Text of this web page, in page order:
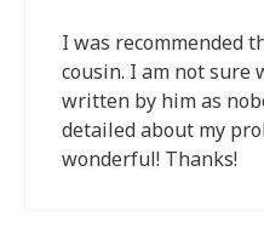
I was recommended
cousin. I am not sure
written by him as
detailed about my
wonderful! Thanks!